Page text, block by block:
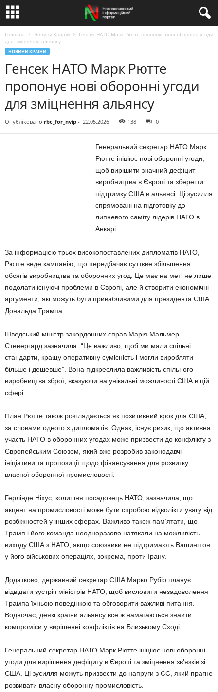
Головна Новини Країни
Генсек НАТО Марк Рютте пропонує нові оборонні угоди
для зміцнення альянсу
НОВИНИ КРАЇНИ
Генсек НАТО Марк Рютте
пропонує нові оборонні угоди
для зміцнення альянсу
Опубліковано rbc_for_nvip - 22.05.2026 138 0
Генеральний секретар НАТО Марк
Рютте ініціює нові оборонні угоди,
щоб вирішити значний дефіцит
виробництва в Європі та зберегти
підтримку США в альянсі. Ці зусилля
спрямовані на підготовку до
липневого саміту лідерів НАТО в
Анкарі.
За інформацією трьох високопоставлених дипломатів НАТО,
Рютте веде кампанію, що передбачає суттєве збільшення
обсягів виробництва та оборонних угод. Це має на меті не лише
подолати існуючі проблеми в Європі, але й створити економічні
аргументи, які можуть бути привабливими для президента США
Дональда Трампа.
Шведський міністр закордонних справ Марія Мальмер
Стенергард зазначила: “Це важливо, щоб ми мали спільні
стандарти, кращу оперативну сумісність і могли виробляти
більше і дешевше”. Вона підкреслила важливість спільного
виробництва зброї, вказуючи на унікальні можливості США в цій
сфері.
План Рютте також розглядається як позитивний крок для США,
за словами одного з дипломатів. Однак, існує ризик, що активна
участь НАТО в оборонних угодах може призвести до конфлікту з
Європейським Союзом, який вже розробив законодавчі
ініціативи та пропозиції щодо фінансування для розвитку
власної оборонної промисловості.
Герлінде Ніхус, колишня посадовець НАТО, зазначила, що
акцент на промисловості може бути спробою відволікти увагу від
розбіжностей у інших сферах. Важливо також пам’ятати, що
Трамп і його команда неодноразово натякали на можливість
виходу США з НАТО, якщо союзники не підтримають Вашингтон
у його військових операціях, зокрема, проти Ірану.
Додатково, державний секретар США Марко Рубіо планує
відвідати зустріч міністрів НАТО, щоб висловити незадоволення
Трампа їхньою поведінкою та обговорити важливі питання.
Водночас, деякі країни альянсу все ж намагаються знайти
компроміси у вирішенні конфліктів на Близькому Сході.
Генеральний секретар НАТО Марк Рютте ініціює нові оборонні
угоди для вирішення дефіциту в Європі та зміцнення зв'язків зі
США. Ці зусилля можуть призвести до напруги з ЄС, який прагне
розвивати власну оборонну промисловість.